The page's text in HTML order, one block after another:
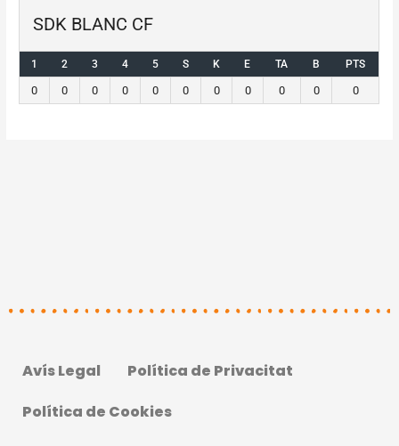
SDK BLANC CF
1 2 3 4 5 S K E TA B PTS
0 0 0 0 0 0 0 0 0 0 0
Avís Legal
Política de Privacitat
Política de Cookies